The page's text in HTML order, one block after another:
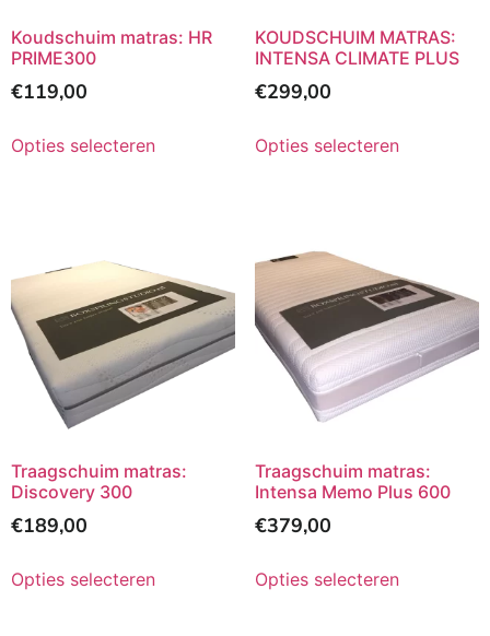
Koudschuim matras: HR
PRIME300
€119,00
Opties selecteren
KOUDSCHUIM MATRAS:
INTENSA CLIMATE PLUS
€299,00
Opties selecteren
Traagschuim matras:
Discovery 300
€189,00
Opties selecteren
Traagschuim matras:
Intensa Memo Plus 600
€379,00
Opties selecteren